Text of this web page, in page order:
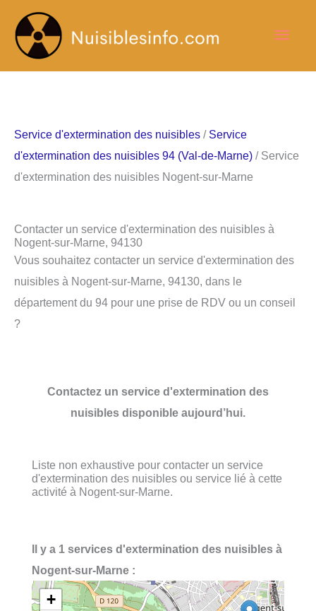
contenu
Service d'extermination des nuisibles / Service
d'extermination des nuisibles 94 (Val-de-Marne) / Service
d'extermination des nuisibles Nogent-sur-Marne
Contacter un service d'extermination des nuisibles à
Nogent-sur-Marne, 94130
Vous souhaitez contacter un service d'extermination des
nuisibles à Nogent-sur-Marne, 94130, dans le
département du 94 pour une prise de RDV ou un conseil
?
Contactez un service d'extermination des
nuisibles disponible aujourd’hui.
Liste non exhaustive pour contacter un service
d'extermination des nuisibles ou service lié à cette
activité à Nogent-sur-Marne.
Il y a 1 services d'extermination des nuisibles à
Nogent-sur-Marne :
+